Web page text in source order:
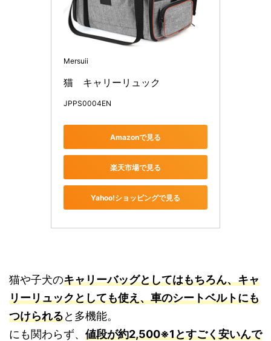
Mersuii
猫　キャリーリュック
JPPS0004EN
Amazonで見る
楽天市場で見る
Yahoo!ショッピングで見る
猫や子犬のキャリーバッグとしてはもちろん、キャ
リーリュックとしても使え、車のシートベルトにも
つけられると多機能。
にも関わらず、 値段が約2,500※1とすごく安いんで